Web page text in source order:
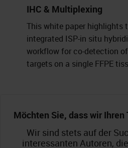
IHC & Multiplexing
This white paper highlights
integrated ISP-in situ
workflow for co-detection
targets on a single FFPE
Möchten Sie, dass wir
Wir sind stets auf der
interessanten Autoren,